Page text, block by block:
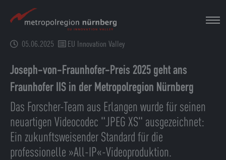
Hauptinhalt
springen05.06.2025 EU Innovation Valley
Joseph-von-Fraunhofer-Preis 2025 geht ans
Fraunhofer IIS in der Metropolregion Nürnberg
Das Forscher-Team aus Erlangen wurde für seinen
neuartigen Videocodec "JPEG XS" ausgezeichnet:
Ein zukunftsweisender Standard für die
professionelle »All-IP«-Videoproduktion.